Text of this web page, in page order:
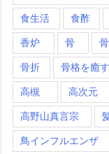
食生活 食酢
香炉 骨
骨折 骨格を癒す
高槻 高次元
高野山真言宗
鳥インフルエンザ